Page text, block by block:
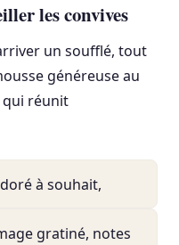
les convives
un soufflé, tout
généreuse au
qui réunit
à souhait,
gratiné, notes